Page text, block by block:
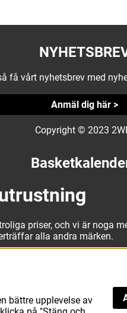
få vårt nyhetsbrev med
Anmäl dig här >
Copyright © 2023
priser, och vi är noga
alla andra märken.
basketbollar och
erbjuda matchkläder som
på att hitta den här.
bättre upplevelse av